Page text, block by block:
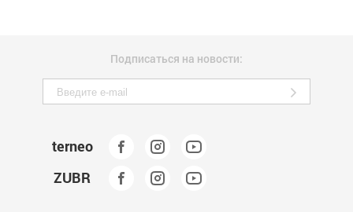
Подписаться на новости:
terneo
ZUBR